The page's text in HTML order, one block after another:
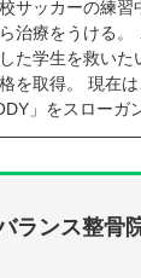
サッカーの練習
治療をうける。
た学生を救いた
を取得。 現在
」をスローガ
ランス整骨